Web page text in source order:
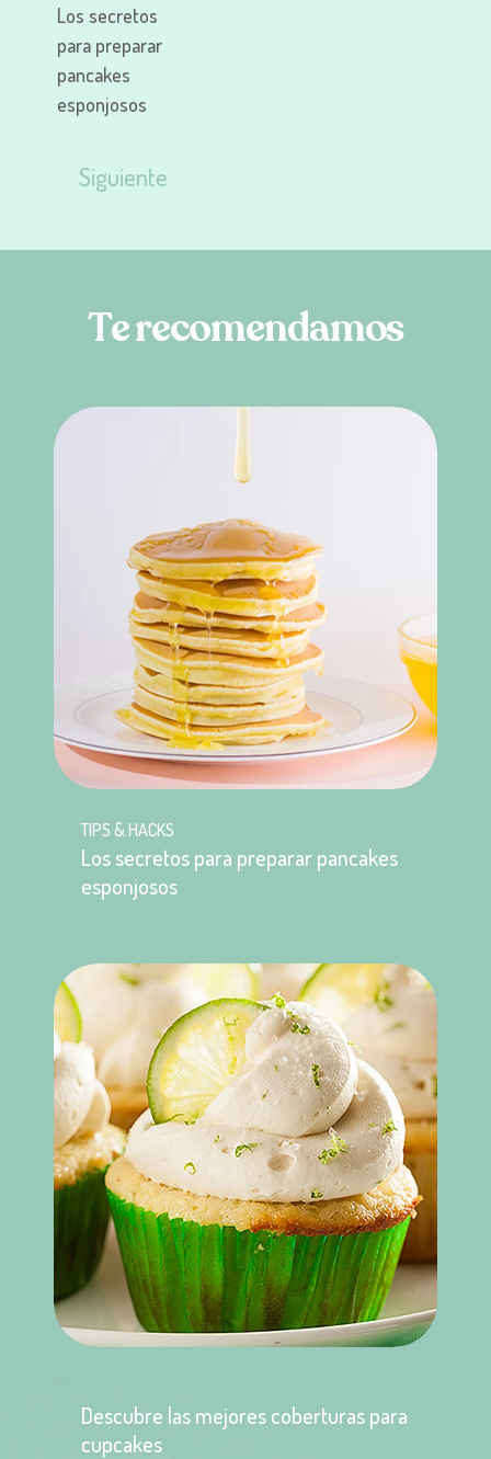
Los secretos
para preparar
pancakes
esponjosos
Siguiente
Terecomendamos
TIPS & HACKS
Los secretos para preparar pancakes
esponjosos
Descubre las mejores coberturas para
cupcakes